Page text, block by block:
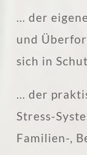
… der
und
sich in
… der
Stress-
Familien-,